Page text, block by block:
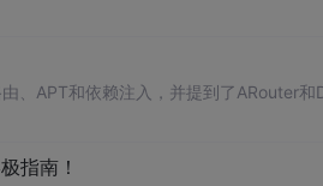
由、APT和依赖注入，并提到了ARouter和
指南！